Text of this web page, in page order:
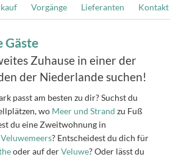
Vorgänge Lieferanten Kontakt
Gäste
Zuhause in einer der
der Niederlande suchen!
passt am besten zu dir? Suchst du
wo Meer und Strand zu Fuß
du eine Zweitwohnung in
Veluwemeers? Entscheidest du dich für
oder auf derVeluwe? Oder lässt du